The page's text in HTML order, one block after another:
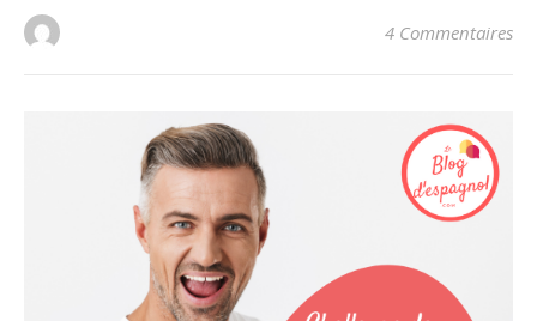
4 Commentaires